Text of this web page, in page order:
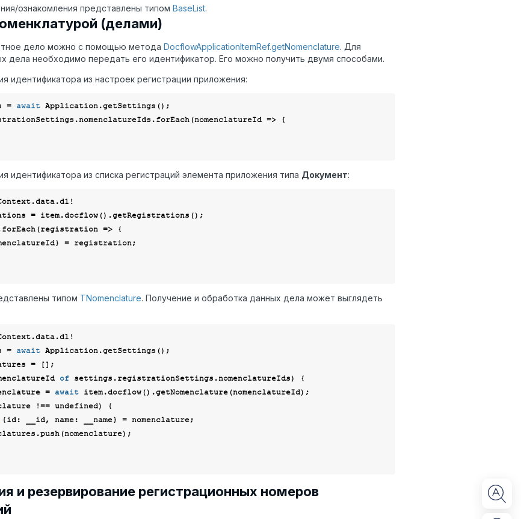
ознакомления представлены типом BaseList.
(делами)
дело можно с помощью метода DocflowApplicationItemRef.getNomenclature. Для
дела необходимо передать его идентификатор. Его можно получить двумя способами.
идентификатора из настроек регистрации приложения:
= await Application.getSettings();
nomenclatureId => {
идентификатора из списка регистраций элемента приложения типа Документ:
= item.docflow().getRegistrations();
registration => {
= registration;
типом TNomenclature. Получение и обработка данных дела может выглядеть
= await
of settings.registrationSettings.nomenclatureIds) {
= await item.docflow().getNomenclature(nomenclatureId);
!== undefined) {
id: __id, name: __name} = nomenclature;
и резервирование регистрационных номеров